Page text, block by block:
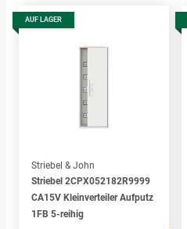
AUF LAGER
Striebel & John
Striebel 2CPX052182R9999
CA15V Kleinverteiler Aufputz
1FB 5-reihig